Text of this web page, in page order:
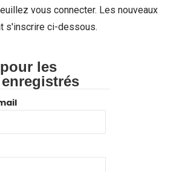
vous connecter. Les nouveaux
s'inscrire ci-dessous.
les